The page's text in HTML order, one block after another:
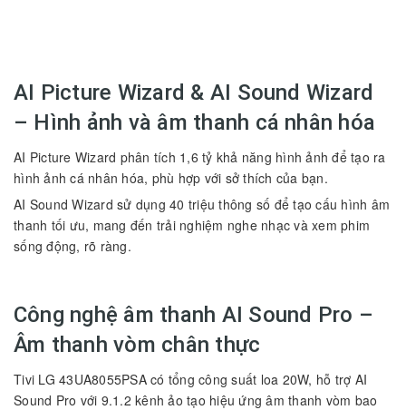
AI Picture Wizard & AI Sound Wizard
– Hình ảnh và âm thanh cá nhân hóa
AI Picture Wizard phân tích 1,6 tỷ khả năng hình ảnh để tạo ra
hình ảnh cá nhân hóa, phù hợp với sở thích của bạn.
AI Sound Wizard sử dụng 40 triệu thông số để tạo cấu hình âm
thanh tối ưu, mang đến trải nghiệm nghe nhạc và xem phim
sống động, rõ ràng.
Công nghệ âm thanh AI Sound Pro –
Âm thanh vòm chân thực
Tivi LG 43UA8055PSA có tổng công suất loa 20W, hỗ trợ AI
Sound Pro với 9.1.2 kênh ảo tạo hiệu ứng âm thanh vòm bao